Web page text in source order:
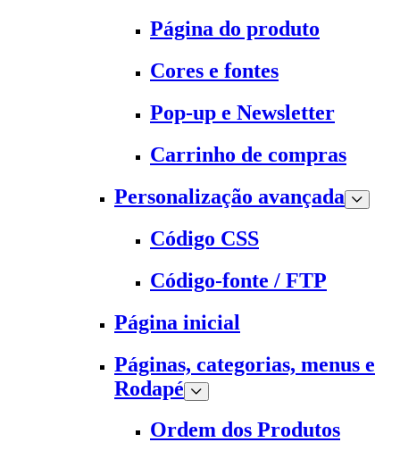
Página do produto
Cores e fontes
Pop-up e Newsletter
Carrinho de compras
Personalização avançada
Código CSS
Código-fonte / FTP
Página inicial
Páginas, categorias, menus e
Rodapé
Ordem dos Produtos